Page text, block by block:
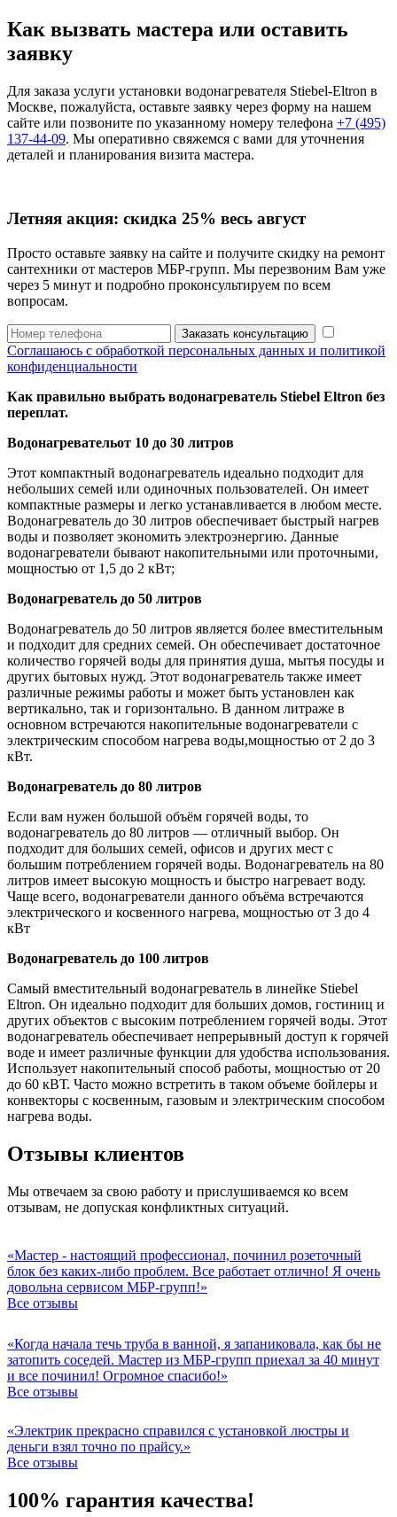
Как вызвать мастера или оставить
заявку
Для заказа услуги установки водонагревателя Stiebel-Eltron в
Москве, пожалуйста, оставьте заявку через форму на нашем
сайте или позвоните по указанному номеру телефона +7 (495)
137-44-09. Мы оперативно свяжемся с вами для уточнения
деталей и планирования визита мастера.
Летняя акция: скидка 25% весь август
Просто оставьте заявку на сайте и получите скидку на ремонт
сантехники от мастеров МБР-групп. Мы перезвоним Вам уже
через 5 минут и подробно проконсультируем по всем
вопросам.
Заказать консультацию
Соглашаюсь с обработкой персональных данных и политикой
конфиденциальности
Как правильно выбрать водонагреватель Stiebel Eltron без
переплат.
Водонагревательот 10 до 30 литров
Этот компактный водонагреватель идеально подходит для
небольших семей или одиночных пользователей. Он имеет
компактные размеры и легко устанавливается в любом месте.
Водонагреватель до 30 литров обеспечивает быстрый нагрев
воды и позволяет экономить электроэнергию. Данные
водонагреватели бывают накопительными или проточными,
мощностью от 1,5 до 2 кВт;
Водонагреватель до 50 литров
Водонагреватель до 50 литров является более вместительным
и подходит для средних семей. Он обеспечивает достаточное
количество горячей воды для принятия душа, мытья посуды и
других бытовых нужд. Этот водонагреватель также имеет
различные режимы работы и может быть установлен как
вертикально, так и горизонтально. В данном литраже в
основном встречаются накопительные водонагреватели с
электрическим способом нагрева воды,мощностью от 2 до 3
кВт.
Водонагреватель до 80 литров
Если вам нужен большой объём горячей воды, то
водонагреватель до 80 литров — отличный выбор. Он
подходит для больших семей, офисов и других мест с
большим потреблением горячей воды. Водонагреватель на 80
литров имеет высокую мощность и быстро нагревает воду.
Чаще всего, водонагреватели данного объёма встречаются
электрического и косвенного нагрева, мощностью от 3 до 4
кВт
Водонагреватель до 100 литров
Самый вместительный водонагреватель в линейке Stiebel
Eltron. Он идеально подходит для больших домов, гостиниц и
других объектов с высоким потреблением горячей воды. Этот
водонагреватель обеспечивает непрерывный доступ к горячей
воде и имеет различные функции для удобства использования.
Использует накопительный способ работы, мощностью от 20
до 60 кВТ. Часто можно встретить в таком объеме бойлеры и
конвекторы с косвенным, газовым и электрическим способом
нагрева воды.
Отзывы клиентов
Мы отвечаем за свою работу и прислушиваемся ко всем
отзывам, не допуская конфликтных ситуаций.
«Мастер - настоящий профессионал, починил розеточный
блок без каких-либо проблем. Все работает отлично! Я очень
довольна сервисом МБР-групп!»
Все отзывы
«Когда начала течь труба в ванной, я запаниковала, как бы не
затопить соседей. Мастер из МБР-групп приехал за 40 минут
и все починил! Огромное спасибо!»
Все отзывы
«Электрик прекрасно справился с установкой люстры и
деньги взял точно по прайсу.»
Все отзывы
100% гарантия качества!